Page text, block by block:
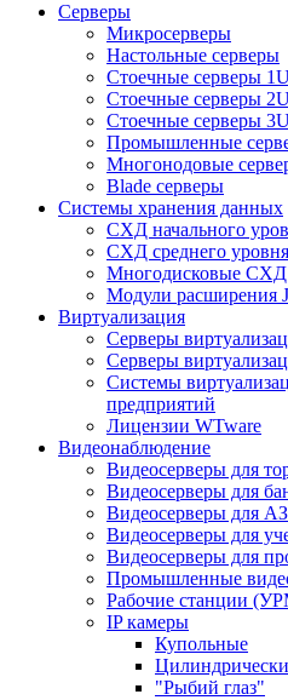
Серверы
Микросерверы
Настольные серверы
Стоечные серверы
Стоечные серверы
Стоечные серверы
Промышленные
Многонодовые
Blade серверы
Системы хранения данных
СХД начального
СХД среднего уровня
Многодисковые СХД
Модули расширения
Виртуализация
Серверы
Серверы
Системы
предприятий
Лицензии WTware
Видеонаблюдение
Видеосерверы для
Видеосерверы для
Видеосерверы для
Видеосерверы для
Видеосерверы для
Промышленные
Рабочие станции
IP камеры
Купольные
"Рыбий глаз"